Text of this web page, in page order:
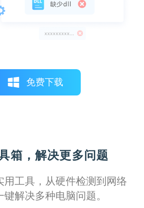
免费下载
箱，解决更多问题
用工具，从硬件检测到网络
键解决多种电脑问题。
驱动，保持系统稳定运行，效
机问题，从简单的卡纸到复杂
每一步都有明确的指导，真的